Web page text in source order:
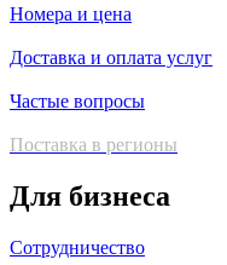
Номера и цена
Доставка и оплата услуг
Частые вопросы
Поставка в регионы
Для бизнеса
Сотрудничество